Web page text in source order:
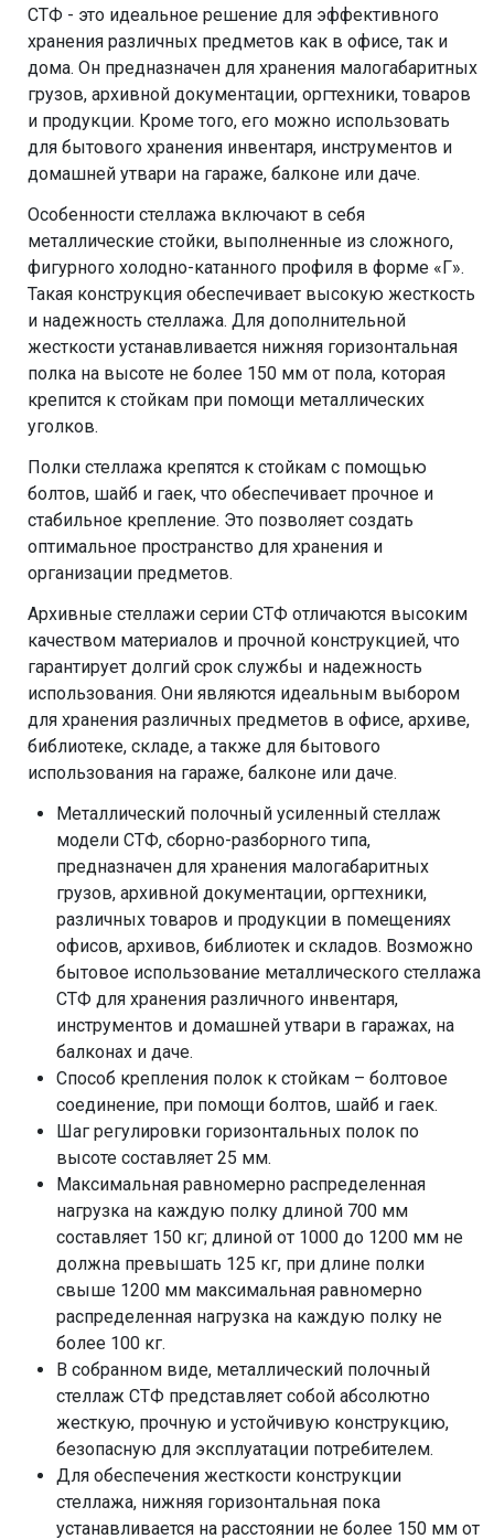
СТФ - это идеальное решение для эффективного
хранения различных предметов как в офисе, так и
дома. Он предназначен для хранения малогабаритных
грузов, архивной документации, оргтехники, товаров
и продукции. Кроме того, его можно использовать
для бытового хранения инвентаря, инструментов и
домашней утвари на гараже, балконе или даче.
Особенности стеллажа включают в себя
металлические стойки, выполненные из сложного,
фигурного холодно-катанного профиля в форме «Г».
Такая конструкция обеспечивает высокую жесткость
и надежность стеллажа. Для дополнительной
жесткости устанавливается нижняя горизонтальная
полка на высоте не более 150 мм от пола, которая
крепится к стойкам при помощи металлических
уголков.
Полки стеллажа крепятся к стойкам с помощью
болтов, шайб и гаек, что обеспечивает прочное и
стабильное крепление. Это позволяет создать
оптимальное пространство для хранения и
организации предметов.
Архивные стеллажи серии СТФ отличаются высоким
качеством материалов и прочной конструкцией, что
гарантирует долгий срок службы и надежность
использования. Они являются идеальным выбором
для хранения различных предметов в офисе, архиве,
библиотеке, складе, а также для бытового
использования на гараже, балконе или даче.
Металлический полочный усиленный стеллаж
модели СТФ, сборно-разборного типа,
предназначен для хранения малогабаритных
грузов, архивной документации, оргтехники,
различных товаров и продукции в помещениях
офисов, архивов, библиотек и складов. Возможно
бытовое использование металлического стеллажа
СТФ для хранения различного инвентаря,
инструментов и домашней утвари в гаражах, на
балконах и даче.
Способ крепления полок к стойкам – болтовое
соединение, при помощи болтов, шайб и гаек.
Шаг регулировки горизонтальных полок по
высоте составляет 25 мм.
Максимальная равномерно распределенная
нагрузка на каждую полку длиной 700 мм
составляет 150 кг; длиной от 1000 до 1200 мм не
должна превышать 125 кг, при длине полки
свыше 1200 мм максимальная равномерно
распределенная нагрузка на каждую полку не
более 100 кг.
В собранном виде, металлический полочный
стеллаж СТФ представляет собой абсолютно
жесткую, прочную и устойчивую конструкцию,
безопасную для эксплуатации потребителем.
Для обеспечения жесткости конструкции
стеллажа, нижняя горизонтальная пока
устанавливается на расстоянии не более 150 мм от